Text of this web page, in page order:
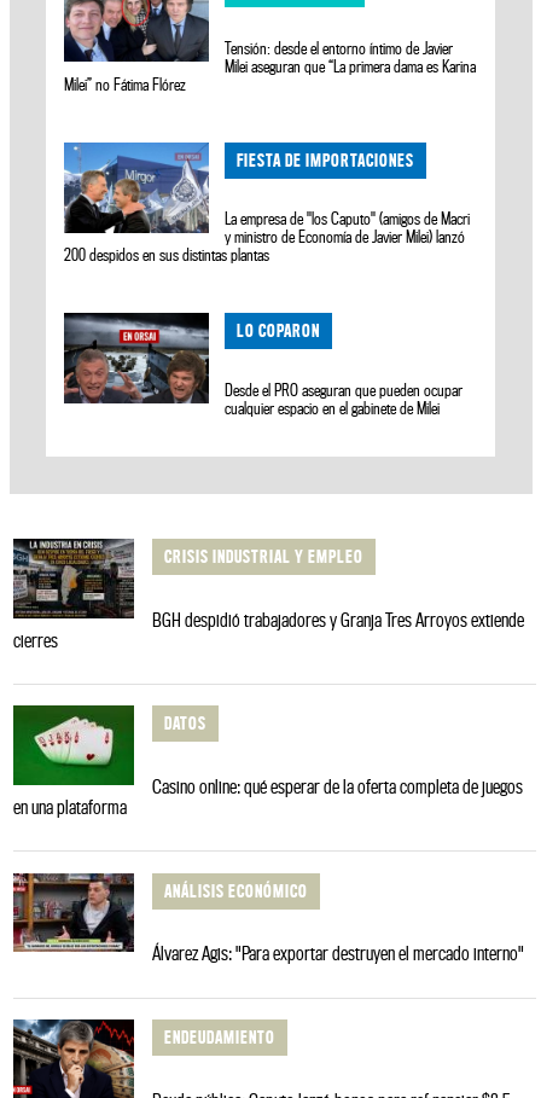
Tensión: desde el entorno íntimo de Javier
Milei aseguran que “La primera dama es Karina
Milei” no Fátima Flórez
FIESTA DE IMPORTACIONES
La empresa de "los Caputo" (amigos de Macri
y ministro de Economía de Javier Milei) lanzó
200 despidos en sus distintas plantas
LO COPARON
Desde el PRO aseguran que pueden ocupar
cualquier espacio en el gabinete de Milei
CRISIS INDUSTRIAL Y EMPLEO
BGH despidió trabajadores y Granja Tres Arroyos extiende
cierres
DATOS
Casino online: qué esperar de la oferta completa de juegos
en una plataforma
ANÁLISIS ECONÓMICO
Álvarez Agis: "Para exportar destruyen el mercado interno"
ENDEUDAMIENTO